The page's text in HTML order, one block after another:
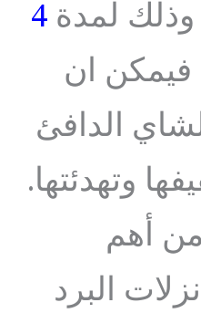
لمدة4
ان
الدافئ
وتهدئتها.
أهم
البرد